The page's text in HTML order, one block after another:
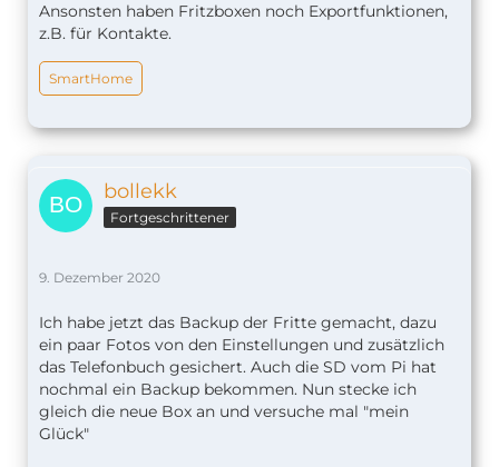
Ansonsten haben Fritzboxen noch Exportfunktionen,
z.B. für Kontakte.
SmartHome
bollekk
Fortgeschrittener
9. Dezember 2020
Ich habe jetzt das Backup der Fritte gemacht, dazu
ein paar Fotos von den Einstellungen und zusätzlich
das Telefonbuch gesichert. Auch die SD vom Pi hat
nochmal ein Backup bekommen. Nun stecke ich
gleich die neue Box an und versuche mal "mein
Glück"